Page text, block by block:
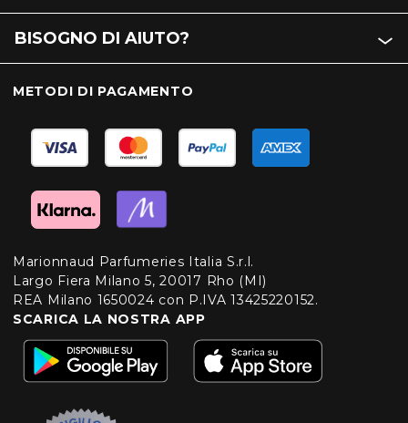
BISOGNO DI AIUTO?
METODI DI PAGAMENTO
Marionnaud Parfumeries Italia S.r.l.
Largo Fiera Milano 5, 20017 Rho (MI)
REA Milano 1650024 con P.IVA 13425220152.
SCARICA LA NOSTRA APP